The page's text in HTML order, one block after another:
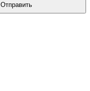
Отправить